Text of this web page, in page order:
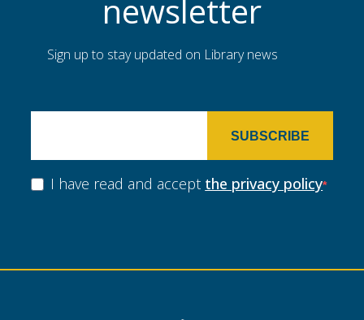
newsletter
Sign up to stay updated on Library news
SUBSCRIBE
I have read and accept the privacy policy